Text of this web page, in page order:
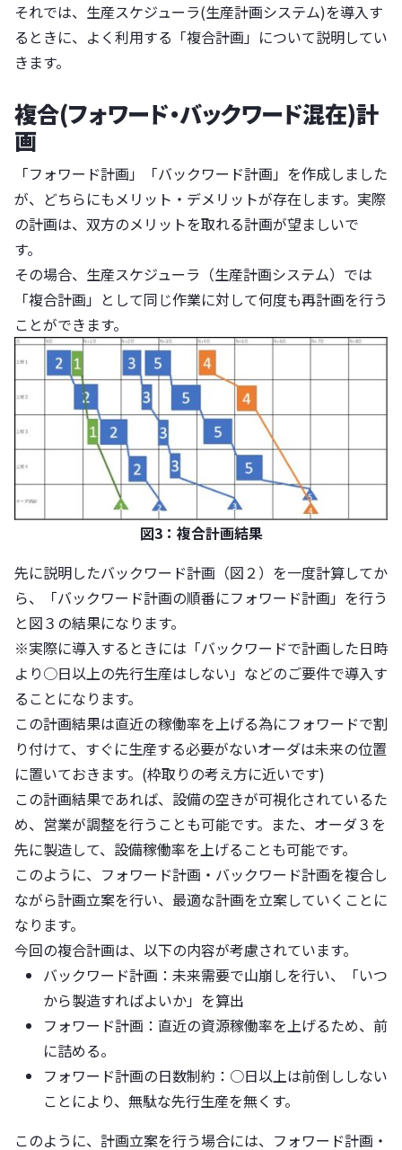
それでは、生産スケジューラ(生産計画システム)を導入す
るときに、よく利用する「複合計画」について説明してい
きます。
複合(フォワード・バックワード混在)計
画
「フォワード計画」「バックワード計画」を作成しました
が、どちらにもメリット・デメリットが存在します。実際
の計画は、双方のメリットを取れる計画が望ましいで
す。
その場合、生産スケジューラ（生産計画システム）では
「複合計画」として同じ作業に対して何度も再計画を行う
ことができます。
図3：複合計画結果
先に説明したバックワード計画（図２）を一度計算してか
ら、「バックワード計画の順番にフォワード計画」を行う
と図３の結果になります。
※実際に導入するときには「バックワードで計画した日時
より○日以上の先行生産はしない」などのご要件で導入す
ることになります。
この計画結果は直近の稼働率を上げる為にフォワードで割
り付けて、すぐに生産する必要がないオーダは未来の位置
に置いておきます。(枠取りの考え方に近いです)
この計画結果であれば、設備の空きが可視化されているた
め、営業が調整を行うことも可能です。また、オーダ３を
先に製造して、設備稼働率を上げることも可能です。
このように、フォワード計画・バックワード計画を複合し
ながら計画立案を行い、最適な計画を立案していくことに
なります。
今回の複合計画は、以下の内容が考慮されています。
バックワード計画：未来需要で山崩しを行い、「いつ
から製造すればよいか」を算出
フォワード計画：直近の資源稼働率を上げるため、前
に詰める。
フォワード計画の日数制約：○日以上は前倒ししない
ことにより、無駄な先行生産を無くす。
このように、計画立案を行う場合には、フォワード計画・